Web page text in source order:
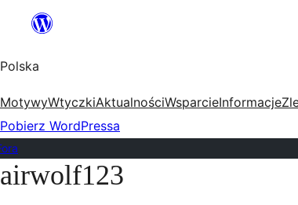
Przejdź
treści
Polska
MotywyWtyczkiAktualnościWsparcieInformacje
Pobierz WordPressa
Przejdź
airwolf123